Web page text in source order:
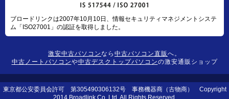
ブロードリンクは2007年10月10日、情報セキュリティマネジメントシステ
ム「ISO27001」の認証を取得しました。
激安中古パソコンなら 中古パソコン直販へ。
中古ノートパソコンや中古デスクトップパソコンの激安通販ショップ
東京都公安委員会許可 第305490306132号 事務機器商（古物商） Copyright
2014 Broadlink Co.,Ltd. All Rights Reserved.